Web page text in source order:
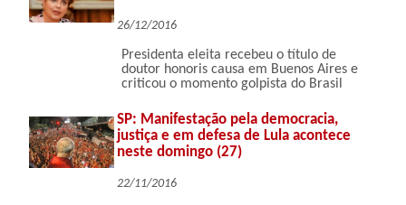
26/12/2016
Presidenta eleita recebeu o título de
doutor honoris causa em Buenos Aires e
criticou o momento golpista do Brasil
SP: Manifestação pela democracia,
justiça e em defesa de Lula acontece
neste domingo (27)
22/11/2016